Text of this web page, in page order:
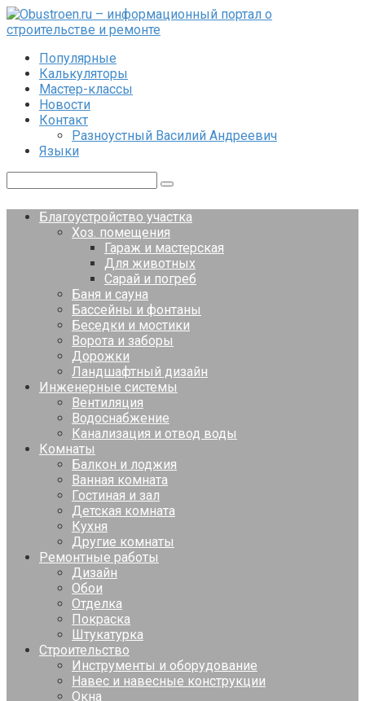
Перейти
к
Популярные
Калькуляторы
Мастер-классы
Новости
Контакт
Разноустный Василий Андреевич
Языки
Благоустройство участка
Хоз. помещения
Гараж и мастерская
Для животных
Сарай и погреб
Баня и сауна
Бассейны и фонтаны
Беседки и мостики
Ворота и заборы
Дорожки
Ландшафтный дизайн
Инженерные системы
Вентиляция
Водоснабжение
Канализация и отвод воды
Комнаты
Балкон и лоджия
Ванная комната
Гостиная и зал
Детская комната
Кухня
Другие комнаты
Ремонтные работы
Дизайн
Обои
Отделка
Покраска
Штукатурка
Строительство
Инструменты и оборудование
Навес и навесные конструкции
Окна